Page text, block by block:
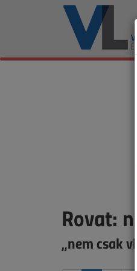
Rovat:
„nem csak